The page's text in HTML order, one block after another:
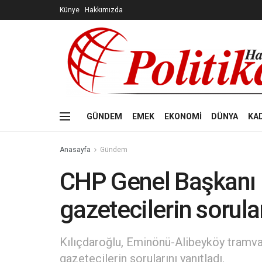
Künye Hakkımızda
GÜNDEM EMEK EKONOMİ DÜNYA
Anasayfa Gündem
CHP Genel Başkanı
gazetecilerin
Kılıçdaroğlu, Eminönü-Alibeyköy
gazetecilerin sorularını yanıtladı.